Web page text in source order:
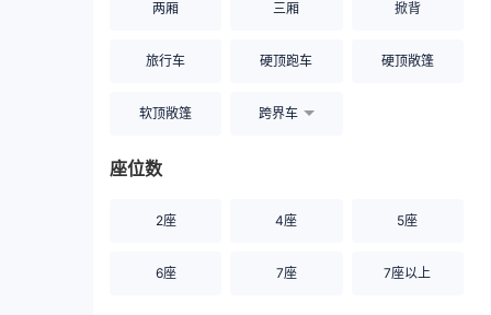
两厢 三厢 掀背
旅行车 硬顶跑车 硬顶敞篷
软顶敞篷 跨界车
座位数
2座 4座 5座
6座 7座 7座以上